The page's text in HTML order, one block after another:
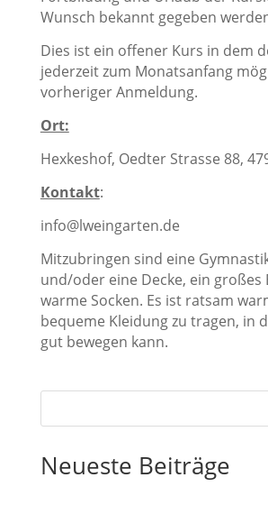
Wunsch bekannt gegeben
Dies ist ein offener Kurs in dem
jederzeit zum Monatsanfang
vorheriger Anmeldung.
Ort:
Hexkeshof, Oedter Strasse 88,
Kontakt:
info@lweingarten.de
Mitzubringen sind eine
und/oder eine Decke, ein großes
warme Socken. Es ist ratsam
bequeme Kleidung zu tragen, in
gut bewegen kann.
Neueste Beiträge